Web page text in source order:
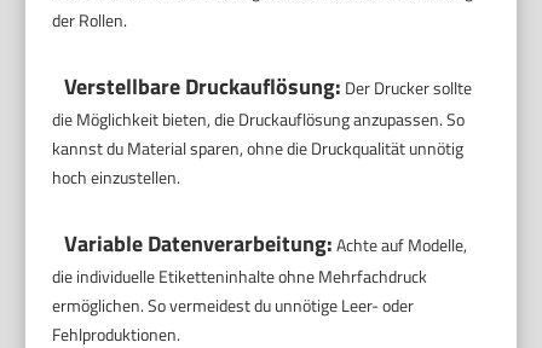
der Rollen.
Verstellbare Druckauflösung: Der Drucker sollte
die Möglichkeit bieten, die Druckauflösung anzupassen. So
kannst du Material sparen, ohne die Druckqualität unnötig
hoch einzustellen.
Variable Datenverarbeitung:Achte auf Modelle,
die individuelle Etiketteninhalte ohne Mehrfachdruck
ermöglichen. So vermeidest du unnötige Leer- oder
Fehlproduktionen.